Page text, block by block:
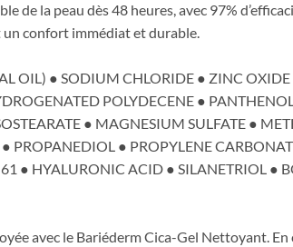
la peau dès 48 heures, avec 97%
confort immédiat et durable.
OIL) ● SODIUM CHLORIDE ● ZINC
POLYDECENE ●
● MAGNESIUM SULFATE ●
PROPANEDIOL ● PROPYLENE
● HYALURONIC ACID ● SILANETRIOL ●
avec le Bariéderm Cica-Gel Nettoyant. En